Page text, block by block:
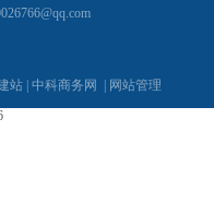
站 中科商务网
网站管理